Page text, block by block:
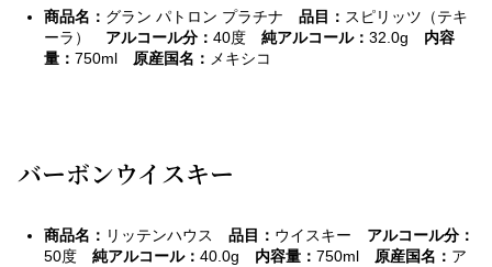
商品名： グラン パトロン プラチナ 品目： スピリッツ（テキ
ーラ） アルコール分： 40度 純アルコール： 32.0g 内容
量： 750ml 原産国名： メキシコ
バーボンウイスキー
商品名： リッテンハウス 品目： ウイスキー アルコール分：
50度 純アルコール： 40.0g 内容量： 750ml 原産国名 ： ア